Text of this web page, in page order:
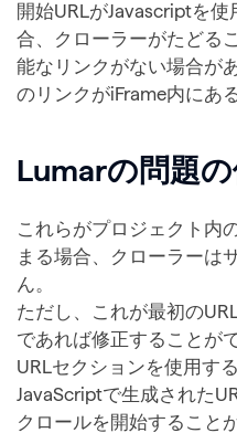
開始URLがJavascriptを
合、クローラーがたどる
能なリンクがない場合が
のリンクがiFrame内にあ
Lumarの問題
これらがプロジェクト内
まる場合、クローラーは
ん。
ただし、これが最初の
であれば修正することが
URLセクションを使用す
JavaScriptで生成された
クロールを開始すること